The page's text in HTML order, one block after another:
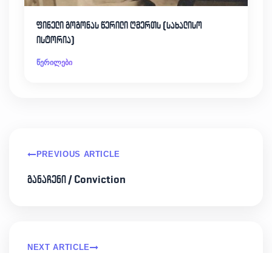
ფინელი გოგონას წერილი ღმერთს (სახალისო
ისტორია)
წერილები
PREVIOUS ARTICLE
განაჩენი / Conviction
NEXT ARTICLE